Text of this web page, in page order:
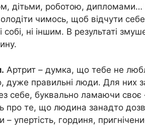
дітьми, роботою, дипломами…
чимось, щоб відчути
собі, ні іншим. В результаті
Артрит – думка, що тебе не
дуже правильні люди. Для них
себе, буквально ламаючи своє
про те, що людина занадто
– упертість, гординя,